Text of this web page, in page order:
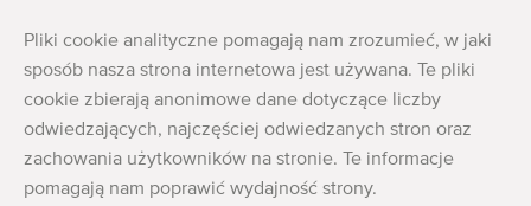
Pliki cookie analityczne pomagają nam zrozumieć, w jaki
sposób nasza strona internetowa jest używana. Te pliki
cookie zbierają anonimowe dane dotyczące liczby
odwiedzających, najczęściej odwiedzanych stron oraz
zachowania użytkowników na stronie. Te informacje
pomagają nam poprawić wydajność strony.